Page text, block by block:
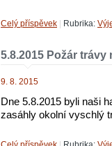
Celý příspěvek | Rubrika:
5.8.2015 Požár trávy
9. 8. 2015
Dne 5.8.2015 byli naši
zasáhly okolní vyschlý